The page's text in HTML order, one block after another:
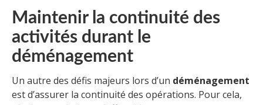
Maintenir la continuité des
activités durant le
déménagement
Un autre des défis majeurs lors d’un déménagement
est d’assurer la continuité des opérations. Pour cela,